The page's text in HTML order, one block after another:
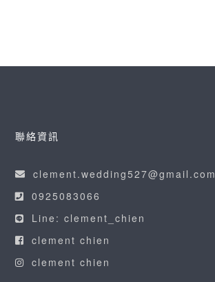
聯絡資訊
clement.wedding527@gmail.com
0925083066
Line: clement_chien
clement chien
clement chien